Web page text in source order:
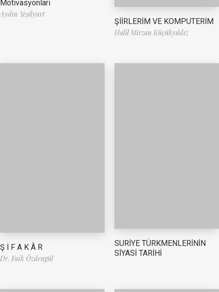
Motivasyonları
Aydın Yeşilyurt
ŞİİRLERİM VE KOMPUTERİM
Halil Mirzan Küçükyıldız
Ş İ F A K Â R
Dr. Faik Özdengül
SURİYE TÜRKMENLERİNİN
SİYASİ TARİHİ